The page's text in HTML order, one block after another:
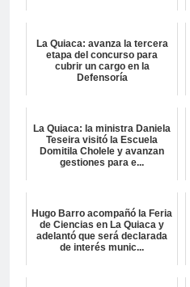
La Quiaca: avanza la tercera
etapa del concurso para
cubrir un cargo en la
Defensoría
La Quiaca: la ministra Daniela
Teseira visitó la Escuela
Domitila Cholele y avanzan
gestiones para e...
Hugo Barro acompañó la Feria
de Ciencias en La Quiaca y
adelantó que será declarada
de interés munic...